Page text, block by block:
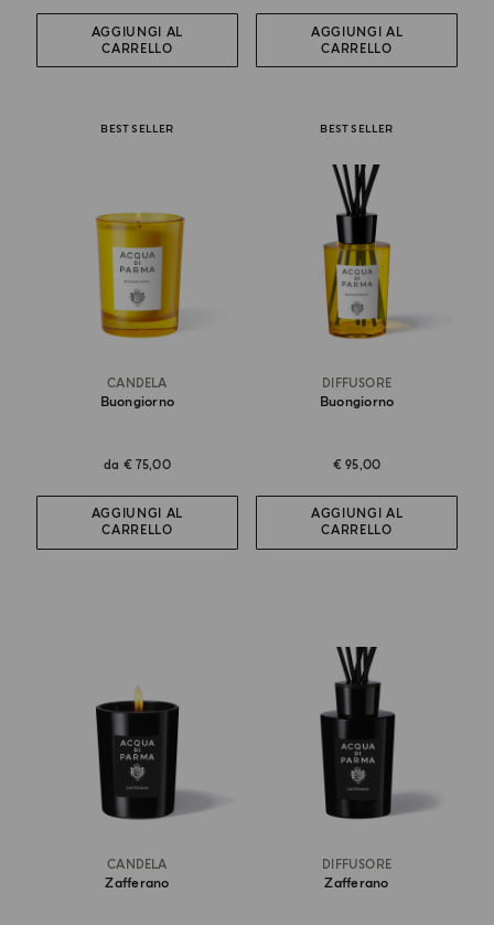
AGGIUNGI AL
CARRELLO
AGGIUNGI AL
CARRELLO
BEST SELLER
CANDELA
Buongiorno
da € 75,00
AGGIUNGI AL
CARRELLO
BEST SELLER
DIFFUSORE
Buongiorno
€ 95,00
AGGIUNGI AL
CARRELLO
CANDELA
Zafferano
DIFFUSORE
Zafferano